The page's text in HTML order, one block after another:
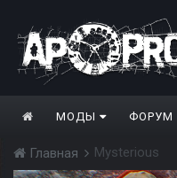
МОДЫ ФОРУМ
Главная Mysterious